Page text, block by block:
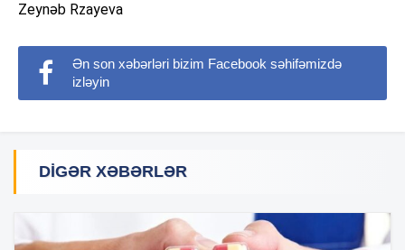
Zeynəb Rzayeva
Ən son xəbərləri bizim Facebook səhifəmizdə
izləyin
DIGƏR XƏBƏRLƏR